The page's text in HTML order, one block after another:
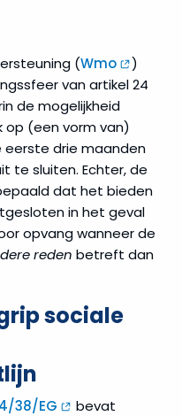
(Wmo
)
van artikel 24
de mogelijkheid
(een vorm van)
eerste drie maanden
te sluiten. Echter, de
dat het bieden
in het geval
opvang wanneer de
reden betreft dan
sociale
38/EG
bevat